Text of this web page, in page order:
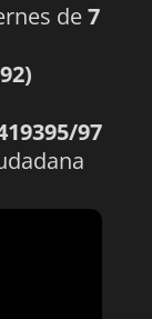
de7
97